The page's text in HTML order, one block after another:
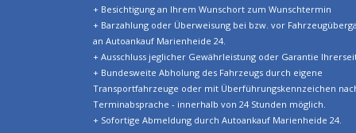
+ Besichtigung an Ihrem Wunschort zum Wunschtermin
+ Barzahlung oder Überweisung bei bzw. vor
an Autoankauf Marienheide 24.
+ Ausschluss jeglicher Gewährleistung oder Garantie
+ Bundesweite Abholung des Fahrzeugs durch eigene
Transportfahrzeuge oder mit Überführungskennzeichen
Terminabsprache - innerhalb von 24 Stunden möglich.
+ Sofortige Abmeldung durch Autoankauf Marienheide 24.